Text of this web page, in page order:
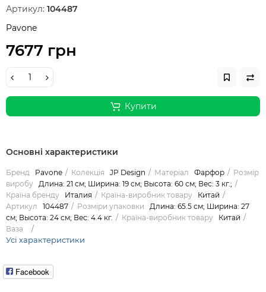
Артикул: 104487
Pavone
7677 грн
Купити
Основні характеристики
Бренд Pavone Колекція JP Design Матеріал Фарфор
Розмір
виробу Длина: 21 см; Ширина: 19 см; Высота: 60 см; Вес: 3 кг.;
Країна бренду
Италия Країна-виробник товару
Китай
Артикул
104487 Розміри упаковки
Длина: 65.5 см; Ширина: 27
см; Высота: 24 см; Вес: 4.4 кг.
Країна-виробник товару
Китай
Ваза
Усі характеристики
Facebook